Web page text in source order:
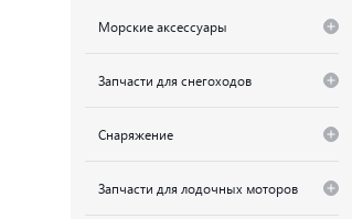
Морские аксессуары
Запчасти для снегоходов
Снаряжение
Запчасти для лодочных моторов